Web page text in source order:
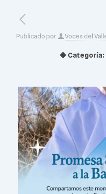
Publicado por Voces del
◆ Categoría: